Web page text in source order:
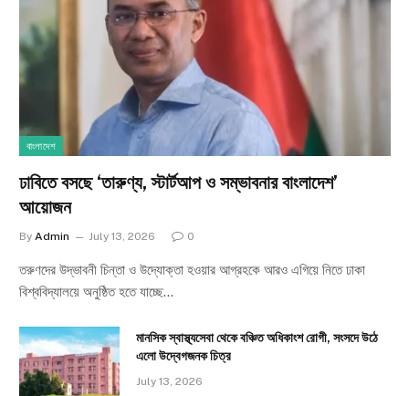
বাংলাদেশ
ঢাবিতে বসছে ‘তারুণ্য, স্টার্টআপ ও সম্ভাবনার বাংলাদেশ’
আয়োজন
By Admin July 13, 2026 0
তরুণদের উদ্ভাবনী চিন্তা ও উদ্যোক্তা হওয়ার আগ্রহকে আরও এগিয়ে নিতে ঢাকা
বিশ্ববিদ্যালয়ে অনুষ্ঠিত হতে যাচ্ছে…
মানসিক স্বাস্থ্যসেবা থেকে বঞ্চিত অধিকাংশ রোগী, সংসদে উঠে
এলো উদ্বেগজনক চিত্র
July 13, 2026